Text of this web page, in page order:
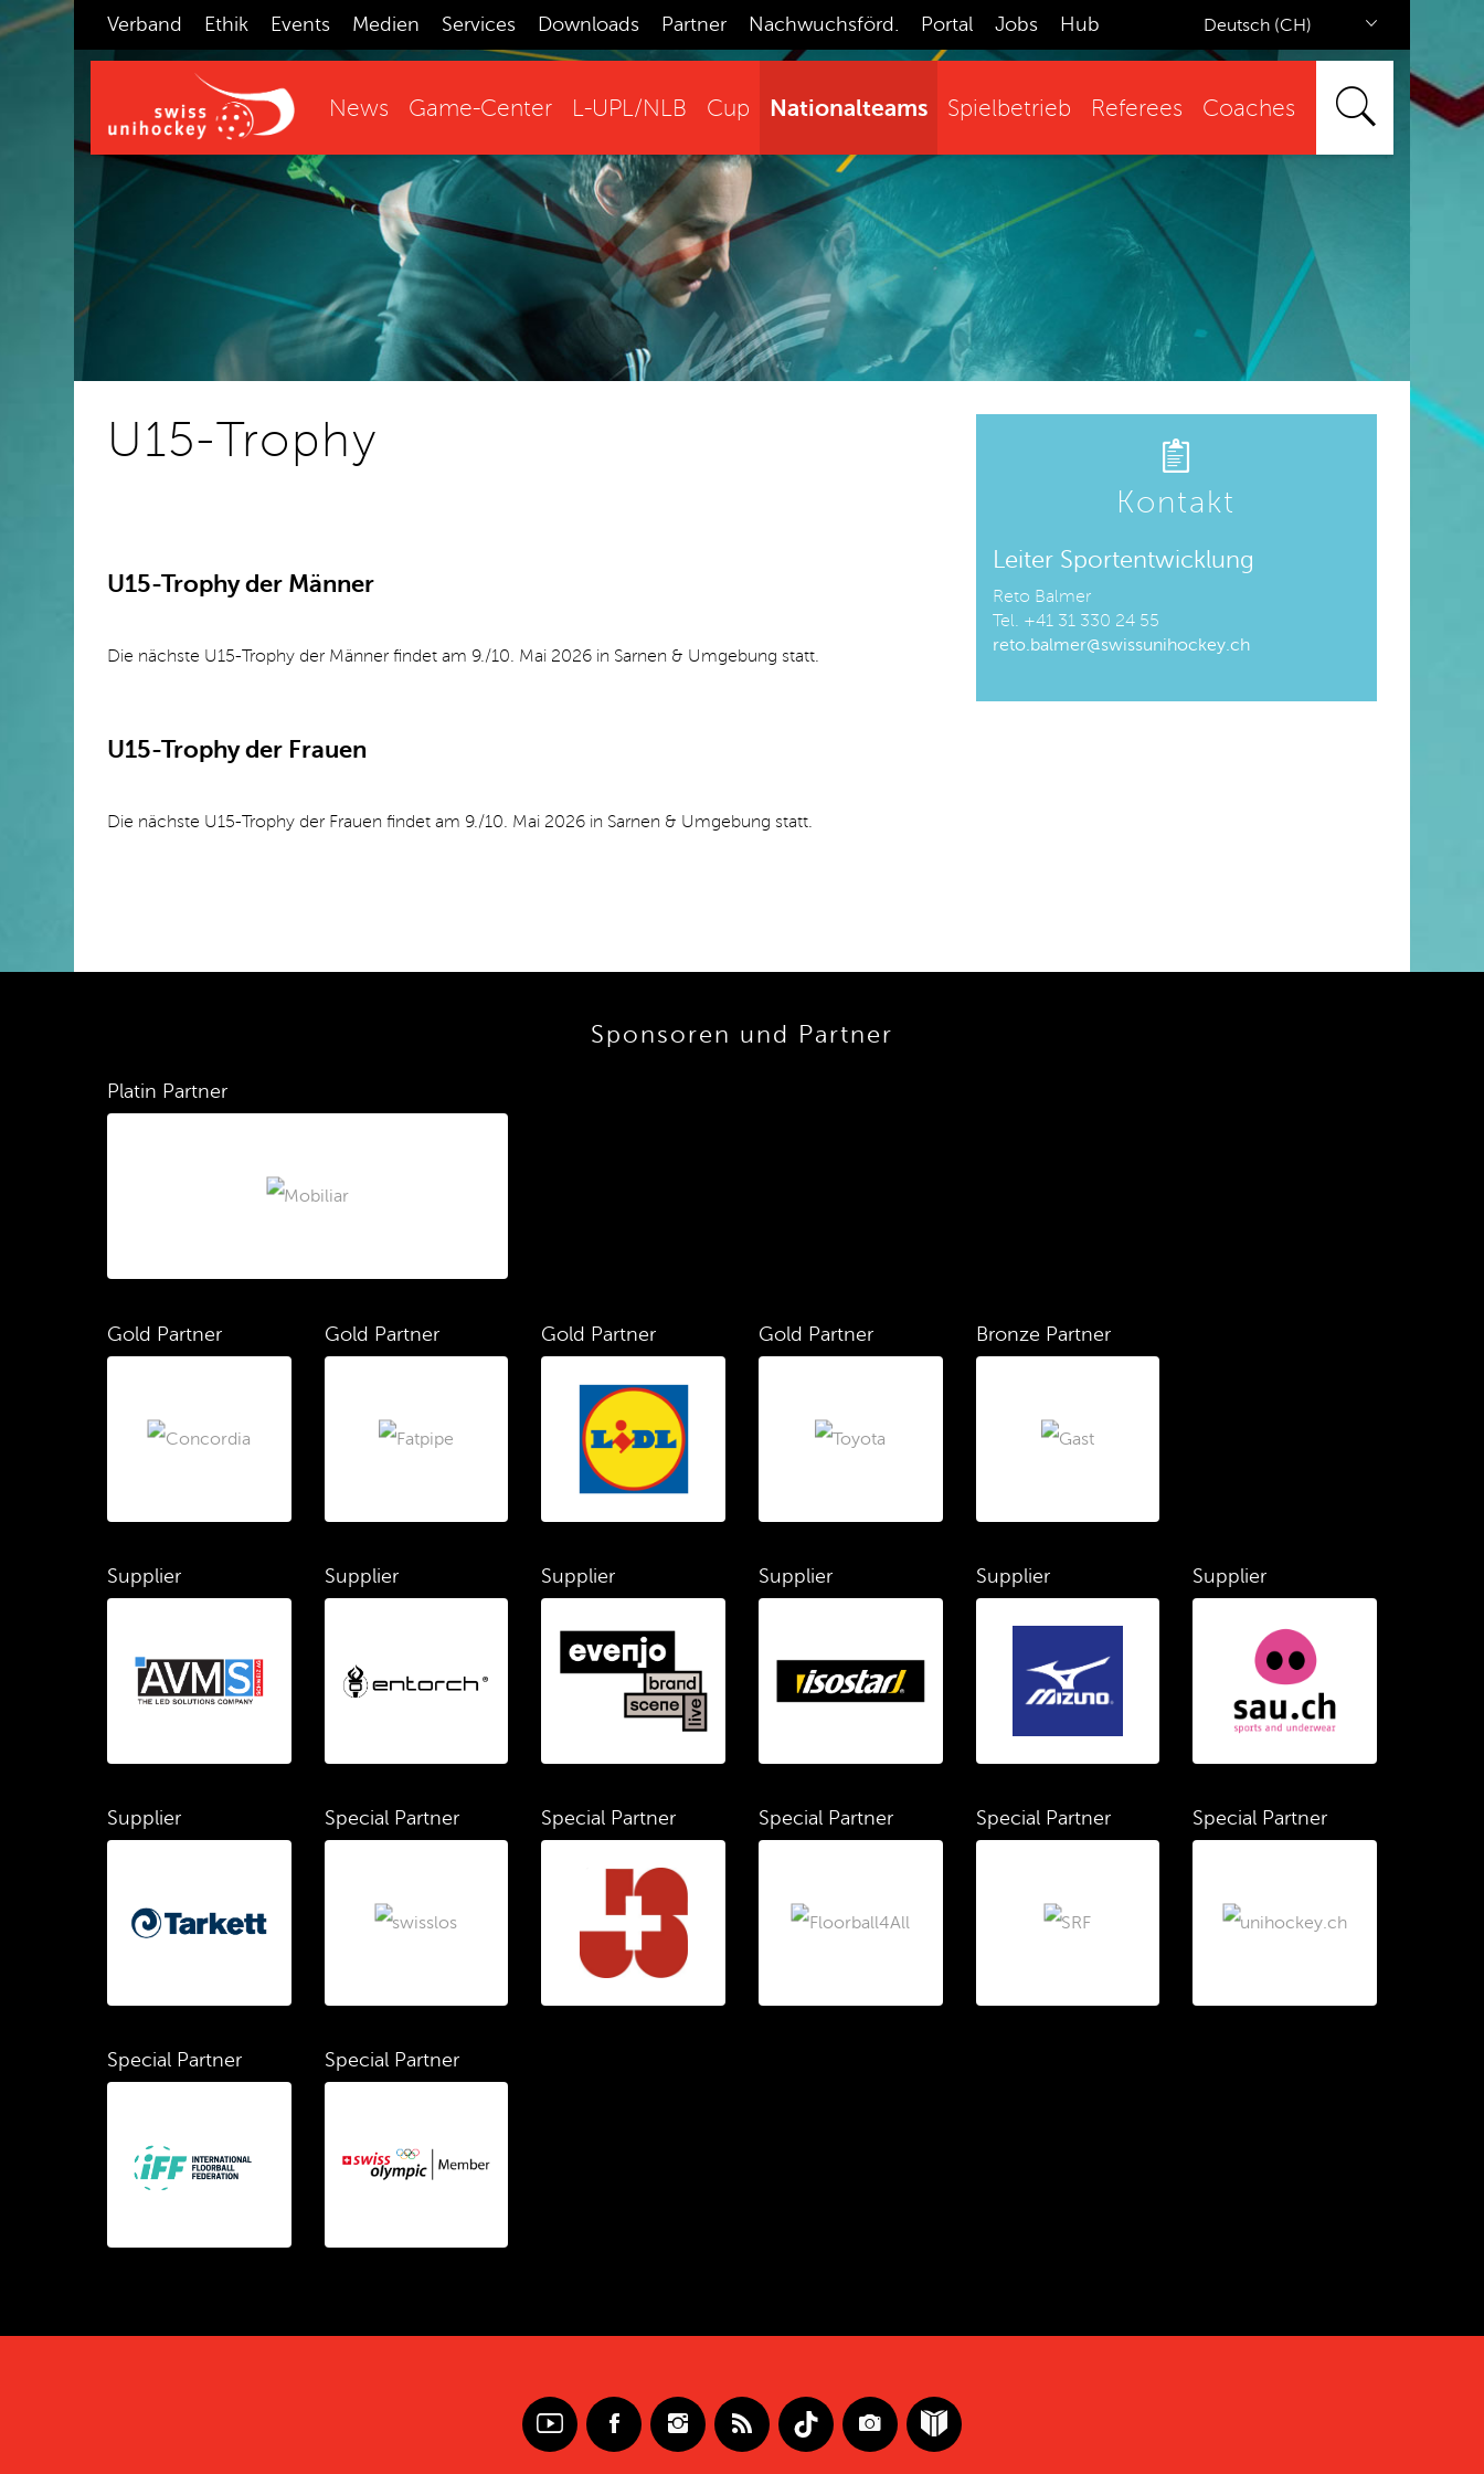
Verband Ethik Events Medien Services Downloads Partner Nachwuchsförd. Portal Jobs Hub Deutsch (CH)
News Game-Center L-UPL/NLB Cup Nationalteams Spielbetrieb Referees Coaches
U15-Trophy
U15-Trophy der Männer
Die nächste U15-Trophy der Männer findet am 9./10. Mai 2026 in Sarnen & Umgebung statt.
U15-Trophy der Frauen
Die nächste U15-Trophy der Frauen findet am 9./10. Mai 2026 in Sarnen & Umgebung statt.
Kontakt
Leiter Sportentwicklung
Reto Balmer
Tel. +41 31 330 24 55
reto.balmer@swissunihockey.ch
Sponsoren und Partner
Platin Partner
Gold Partner Gold Partner Gold Partner Gold Partner Bronze Partner
Supplier Supplier Supplier Supplier Supplier Supplier
Supplier Special Partner Special Partner Special Partner Special Partner Special Partner
Special Partner Special Partner